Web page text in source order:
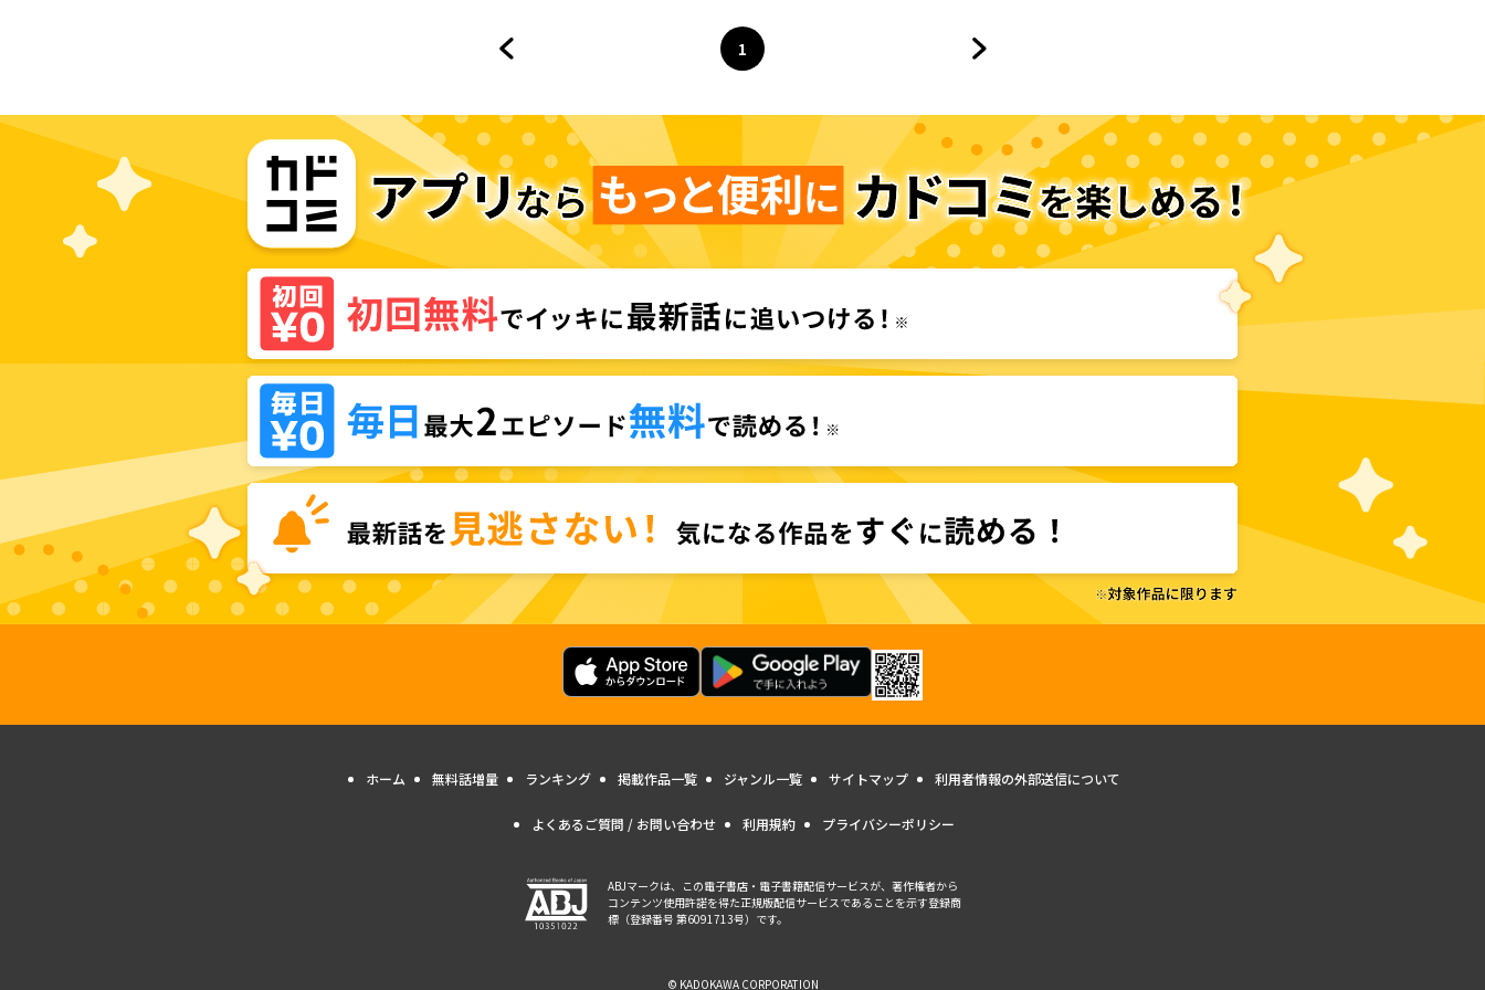
ページ
1
へ
ホーム 無料話増量 ランキング 掲載作品一覧 ジャンル一覧 サイトマップ 利用者情報の外部送信について
よくあるご質問 / お問い合わせ 利用規約 プライバシーポリシー
ABJマークは、この電子書店・電子書籍配信サービスが、著作権者から
コンテンツ使用許諾を得た正規版配信サービスであることを示す登録商
標（登録番号 第6091713号）です。
© KADOKAWA CORPORATION